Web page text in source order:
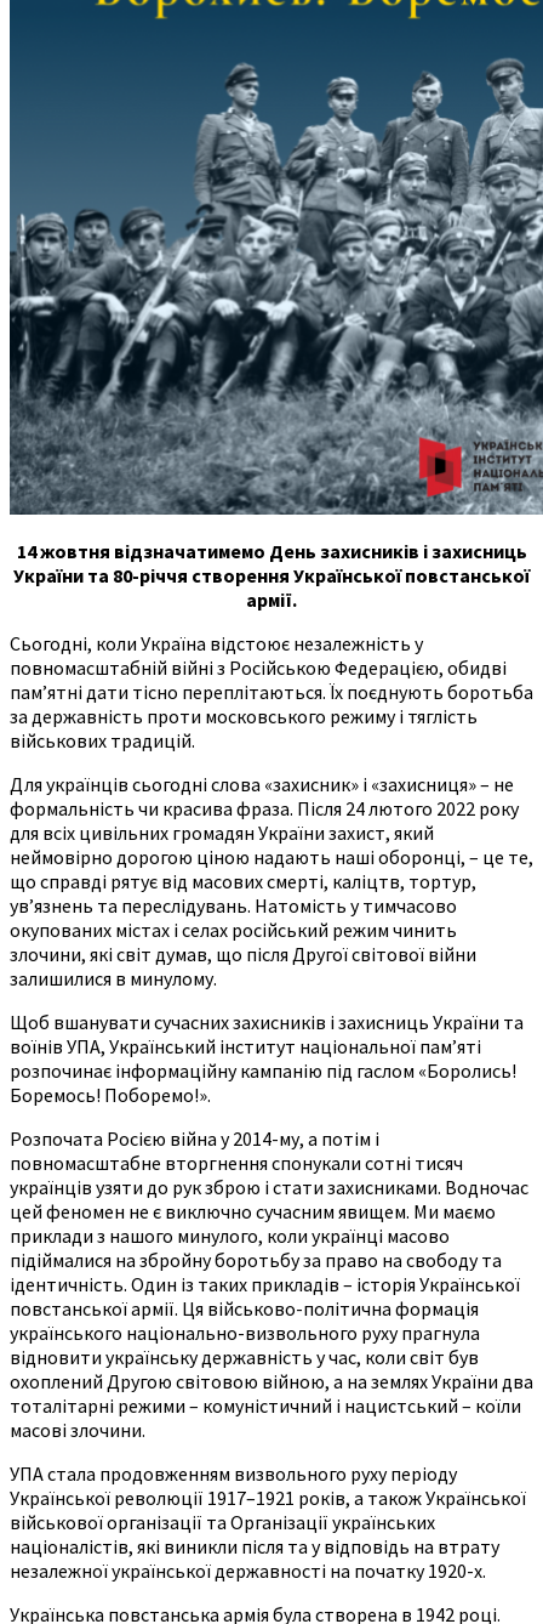
14 жовтня відзначатимемо День захисників і захисниць
України та 80-річчя створення Української повстанської
армії.
Сьогодні, коли Україна відстоює незалежність у
повномасштабній війні з Російською Федерацією, обидві
пам’ятні дати тісно переплітаються. Їх поєднують боротьба
за державність проти московського режиму і тяглість
військових традицій.
Для українців сьогодні слова «захисник» і «захисниця» – не
формальність чи красива фраза. Після 24 лютого 2022 року
для всіх цивільних громадян України захист, який
неймовірно дорогою ціною надають наші оборонці, – це те,
що справді рятує від масових смерті, каліцтв, тортур,
ув’язнень та переслідувань. Натомість у тимчасово
окупованих містах і селах російський режим чинить
злочини, які світ думав, що після Другої світової війни
залишилися в минулому.
Щоб вшанувати сучасних захисників і захисниць України та
воїнів УПА, Український інститут національної пам’яті
розпочинає інформаційну кампанію під гаслом «Боролись!
Боремось! Поборемо!».
Розпочата Росією війна у 2014-му, а потім і
повномасштабне вторгнення спонукали сотні тисяч
українців узяти до рук зброю і стати захисниками. Водночас
цей феномен не є виключно сучасним явищем. Ми маємо
приклади з нашого минулого, коли українці масово
підіймалися на збройну боротьбу за право на свободу та
ідентичність. Один із таких прикладів – історія Української
повстанської армії. Ця військово-політична формація
українського національно-визвольного руху прагнула
відновити українську державність у час, коли світ був
охоплений Другою світовою війною, а на землях України два
тоталітарні режими – комуністичний і нацистський – коїли
масові злочини.
УПА стала продовженням визвольного руху періоду
Української революції 1917–1921 років, а також Української
військової організації та Організації українських
націоналістів, які виникли після та у відповідь на втрату
незалежної української державності на початку 1920-х.
Українська повстанська армія була створена в 1942 році.